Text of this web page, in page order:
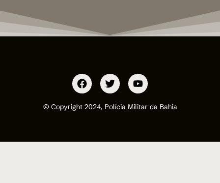
© Copyright 2024, Polícia Militar da Bahia